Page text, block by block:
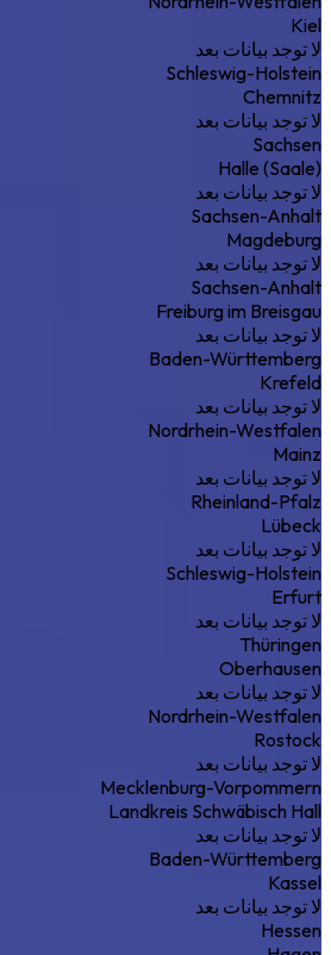
Kiel
لا توجد بيانات بعد
Schleswig-Holstein
Chemnitz
لا توجد بيانات بعد
Sachsen
Halle (Saale)
لا توجد بيانات بعد
Sachsen-Anhalt
Magdeburg
لا توجد بيانات بعد
Sachsen-Anhalt
Freiburg im Breisgau
لا توجد بيانات بعد
Baden-Württemberg
Krefeld
لا توجد بيانات بعد
Nordrhein-Westfalen
Mainz
لا توجد بيانات بعد
Rheinland-Pfalz
Lübeck
لا توجد بيانات بعد
Schleswig-Holstein
Erfurt
لا توجد بيانات بعد
Thüringen
Oberhausen
لا توجد بيانات بعد
Nordrhein-Westfalen
Rostock
لا توجد بيانات بعد
Mecklenburg-Vorpommern
Landkreis Schwäbisch Hall
لا توجد بيانات بعد
Baden-Württemberg
Kassel
لا توجد بيانات بعد
Hessen